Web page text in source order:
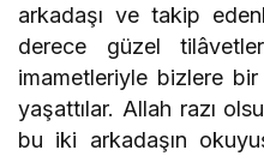
arkadaşı ve takip
derece güzel
imametleriyle bizlere
yaşattılar. Allah razı
bu iki arkadaşın